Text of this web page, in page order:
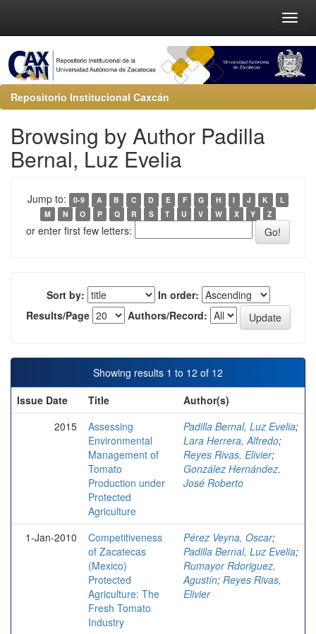
Repositorio Institucional Caxcán
Browsing by Author Padilla
Bernal, Luz Evelia
Jump to: 0-9 A B C D E F G H I J K
L
M
N O P Q R S T U V W X Y Z
or enter first few letters:
Sort by:
In order:
Results/Page
Authors/Record:
Showing results 1 to 12 of 12
Issue Date
Title
Author(s)
2015
Assessing
Environmental
Management of
Tomato
Production under
Protected
Agriculture
Padilla Bernal, Luz Evelia;
Lara Herrera, Alfredo;
Reyes Rivas, Elivier;
González Hernández,
José Roberto
1-Jan-2010
Competitiveness
of Zacatecas
(Mexico)
Protected
Agriculture: The
Fresh Tomato
Industry
Pérez Veyna, Oscar;
Padilla Bernal, Luz Evelia;
Rumayor Rdoriguez,
Agustín; Reyes Rivas,
Elivier